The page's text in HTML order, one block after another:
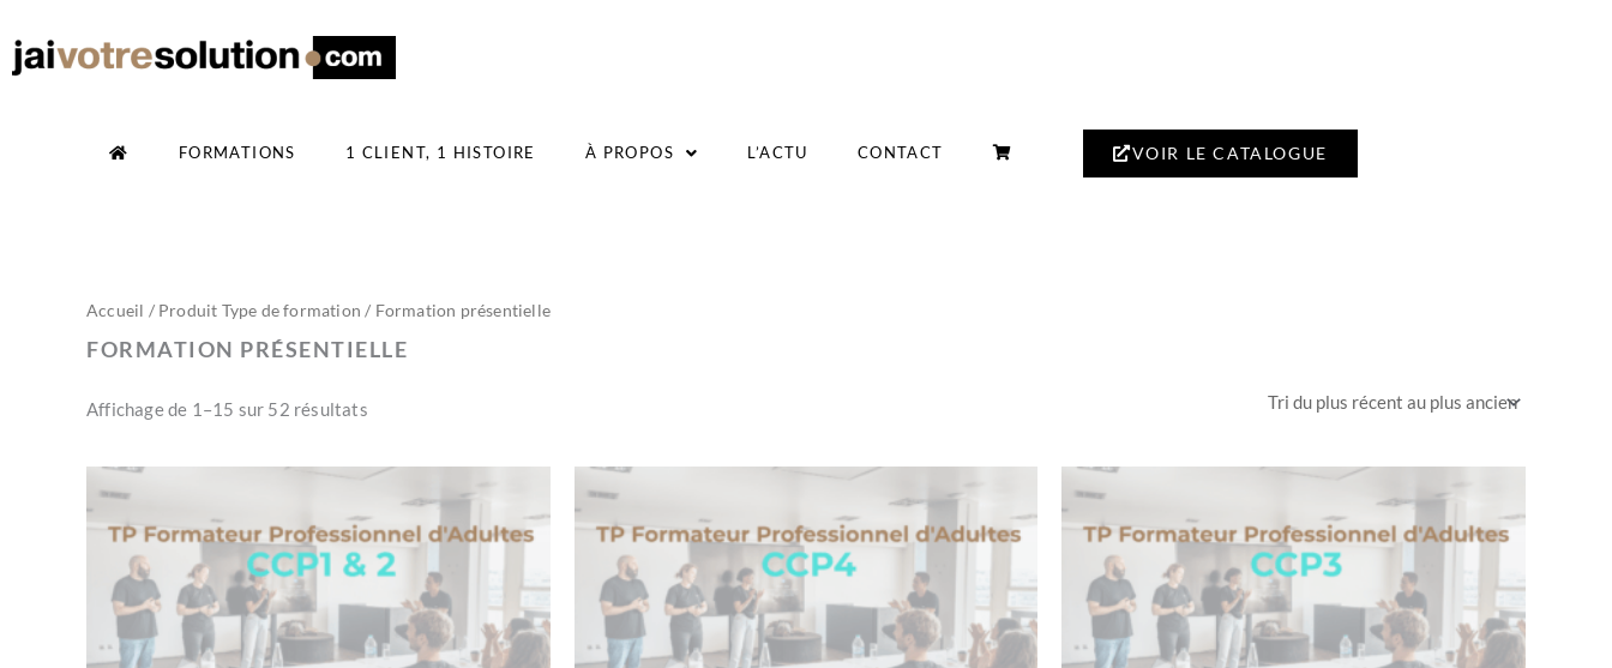
contenu
FORMATIONS 1 CLIENT, 1 HISTOIRE À PROPOS L’ACTU CONTACT VOIR LE CATALOGUE
Accueil / Produit Type de formation / Formation présentielle
FORMATION PRÉSENTIELLE
Affichage de 1–15 sur 52 résultats
Trié
du
plus
récent
ancien